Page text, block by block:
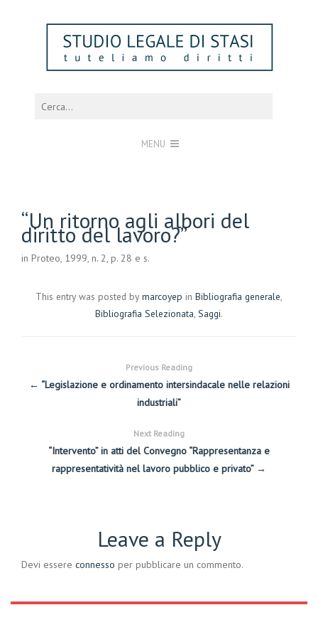
MENU
“Un ritorno agli albori del
diritto del lavoro?”
in Proteo, 1999, n. 2, p. 28 e s.
This entry was posted by marcoyep in Bibliografia generale
Bibliografia Selezionata Saggi.
Previous Reading
← “Legislazione e ordinamento intersindacale nelle relazioni
industriali”
Next Reading
“Intervento” in atti del Convegno “Rappresentanza e
rappresentatività nel lavoro pubblico e privato” →
Leave a Reply
Devi essere connesso per pubblicare un commento.